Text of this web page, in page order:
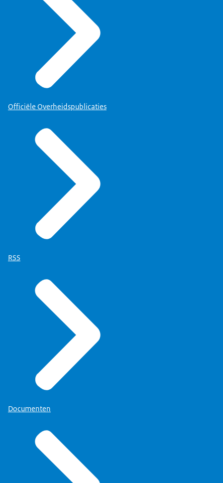
Officiële Overheidspublicaties
RSS
Documenten